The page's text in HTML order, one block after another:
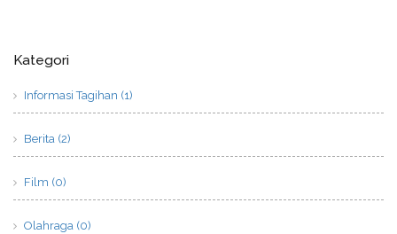
Kategori
Informasi Tagihan (1)
Berita (2)
Film (0)
Olahraga (0)